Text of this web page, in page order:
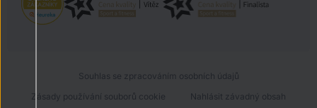
Souhlas se zpracováním osobních údajů
Zásady používání souborů cookie
Nahlásit závadný obsah